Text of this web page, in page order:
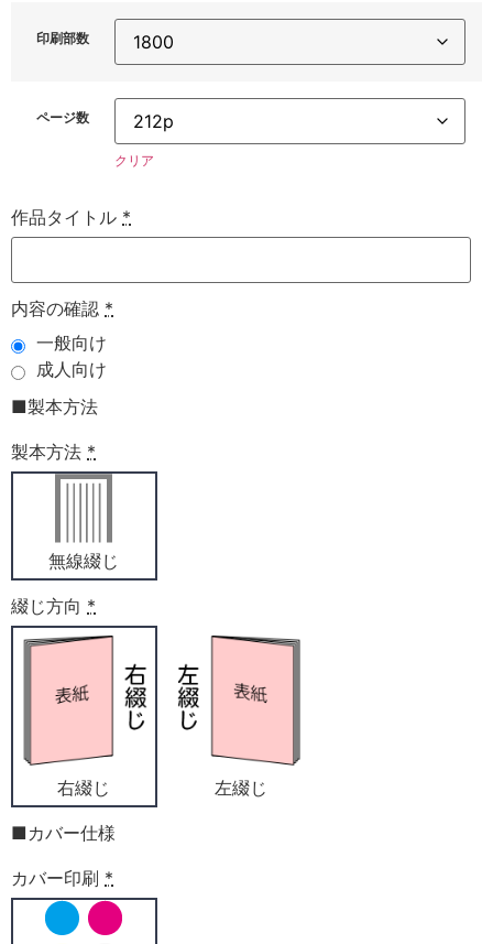
印刷部数
ページ数
クリア
作品タイトル *
内容の確認 *
一般向け
成人向け
■製本方法
製本方法 *
無線綴じ
綴じ方向 *
右綴じ 左綴じ
■カバー仕様
カバー印刷 *